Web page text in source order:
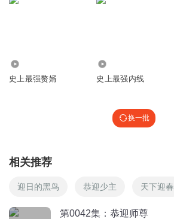
我是个好好先生
史上最强赘婿 史上最强内线
换一批
相关推荐
迎日的黑鸟 恭迎少主 天下迎春
第0042集：恭迎师尊